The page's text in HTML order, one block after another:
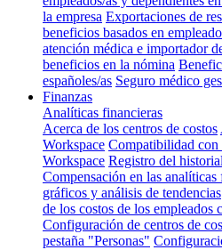
la empresa Exportaciones de
beneficios basados en
atención médica e importador
beneficios en la nómina
españoles/as Seguro médico
Finanzas
Analíticas financieras
Acerca de los centros de costos
Workspace Compatibilidad con
Workspace Registro del
Compensación en las analíticas
gráficos y análisis de tendencias
de los costos de los empleados
Configuración de centros de
pestaña "Personas"